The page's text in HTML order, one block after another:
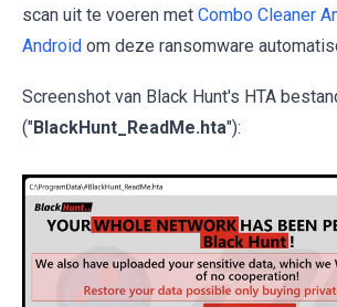
scan uit te voeren met Combo Cleaner
Android om deze ransomware
Screenshot van Black Hunt's HTA
("BlackHunt_ReadMe.hta"):